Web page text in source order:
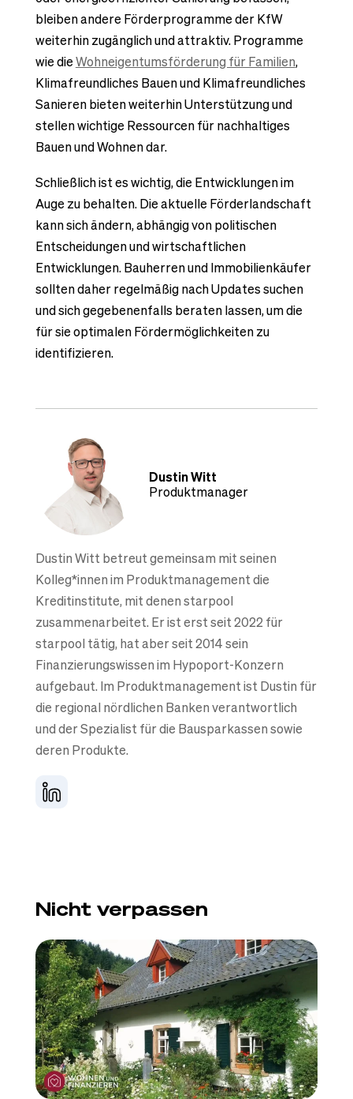
bleiben andere Förderprogramme der KfW
weiterhin zugänglich und attraktiv. Programme
wie dieWohneigentumsförderung für Familien,
Klimafreundliches Bauen und Klimafreundliches
Sanieren bieten weiterhin Unterstützung und
stellen wichtige Ressourcen für nachhaltiges
Bauen und Wohnen dar.
Schließlich ist es wichtig, die Entwicklungen im
Auge zu behalten. Die aktuelle Förderlandschaft
kann sich ändern, abhängig von politischen
Entscheidungen und wirtschaftlichen
Entwicklungen. Bauherren und Immobilienkäufer
sollten daher regelmäßig nach Updates suchen
und sich gegebenenfalls beraten lassen, um die
für sie optimalen Fördermöglichkeiten zu
identifizieren.
Dustin Witt
Produktmanager
Dustin Witt betreut gemeinsam mit seinen
Kolleg*innen im Produktmanagement die
Kreditinstitute, mit denen starpool
zusammenarbeitet. Er ist erst seit 2022 für
starpool tätig, hat aber seit 2014 sein
Finanzierungswissen im Hypoport-Konzern
aufgebaut. Im Produktmanagement ist Dustin für
die regional nördlichen Banken verantwortlich
und der Spezialist für die Bausparkassen sowie
deren Produkte.
Nicht verpassen